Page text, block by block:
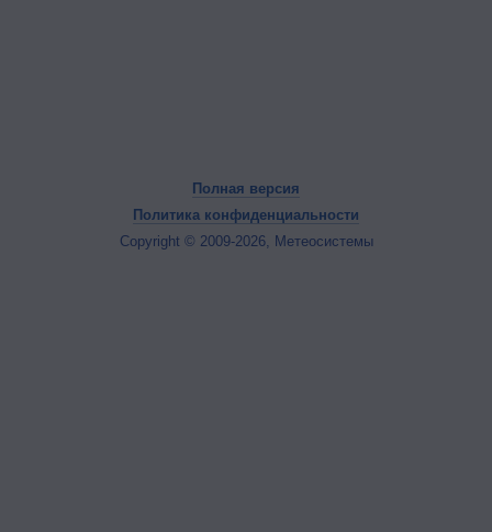
Полная версия
Политика конфиденциальности
Copyright © 2009-2026, Метеосистемы